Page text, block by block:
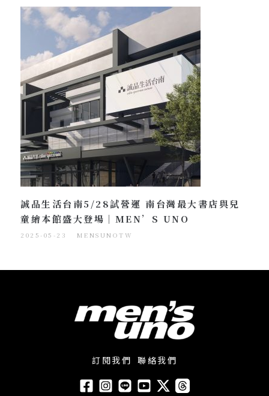
誠品生活台南5/28試營運 南台灣最大書店與兒
童繪本館盛大登場｜MEN’S UNO
2025-05-23 MENSUNOTW
訂閱我們 聯絡我們